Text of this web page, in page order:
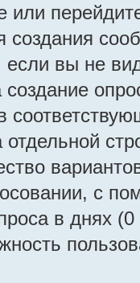
или
если вы не
с
в днях (0